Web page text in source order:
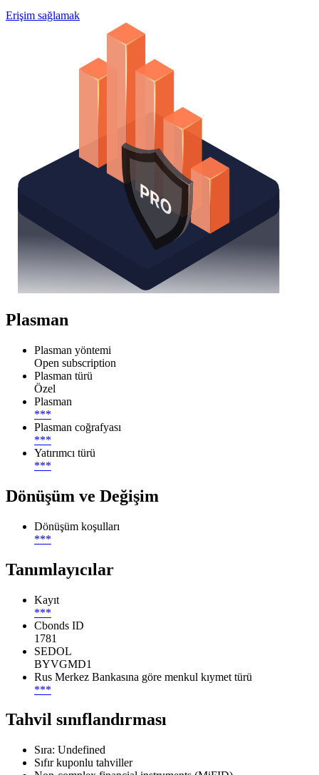
Erişim sağlamak
Plasman
Plasman yöntemi
Open subscription
Plasman türü
Özel
Plasman
***
Plasman coğrafyası
***
Yatırımcı türü
***
Dönüşüm ve Değişim
Dönüşüm koşulları
***
Tanımlayıcılar
Kayıt
***
Cbonds ID
1781
SEDOL
BYVGMD1
Rus Merkez Bankasına göre menkul kıymet türü
***
Tahvil sınıflandırması
Sıra: Undefined
Sıfır kuponlu tahviller